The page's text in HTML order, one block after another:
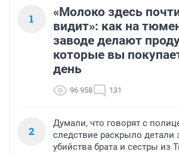
1
«Молоко здесь
видит»: как на
заводе делают
которые вы
день
96 958 131
2
Думали, что говорят с
следствие раскрыло детали
убийства брата и сестры из